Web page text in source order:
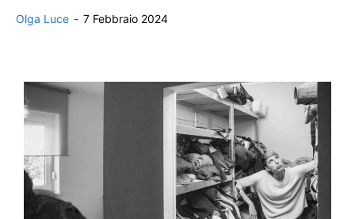
Olga Luce - 7 Febbraio 2024